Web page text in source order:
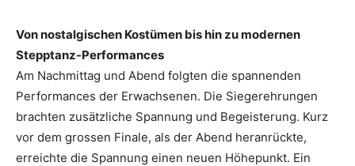
Von nostalgischen Kostümen bis hin zu modernen
Stepptanz-Performances
Am Nachmittag und Abend folgten die spannenden
Performances der Erwachsenen. Die Siegerehrungen
brachten zusätzliche Spannung und Begeisterung. Kurz
vor dem grossen Finale, als der Abend heranrückte,
erreichte die Spannung einen neuen Höhepunkt. Ein